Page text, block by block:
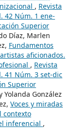
, Revista
42 Núm. 1 ene-
Superior
Díaz, Marlen
Fundamentos
aficionados.
, Revista
41 Núm. 3 set-dic
Superior
Yolanda González
Voces y miradas
contexto
inferencial ,